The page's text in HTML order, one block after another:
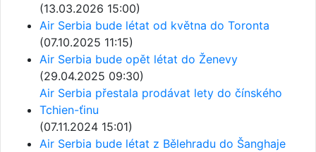
(13.03.2026 15:00)
Air Serbia bude létat od května do Toronta
(07.10.2025 11:15)
Air Serbia bude opět létat do Ženevy
(29.04.2025 09:30)
Air Serbia přestala prodávat lety do čínského
Tchien-ťinu
(07.11.2024 15:01)
Air Serbia bude létat z Bělehradu do Šanghaje